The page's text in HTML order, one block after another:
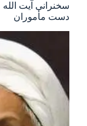
سخنرانی آیت
دست مأموران